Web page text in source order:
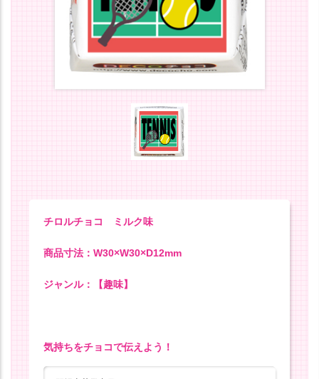
チロルチョコ ミルク味
商品寸法：W30×W30×D12mm
ジャンル：【趣味】
気持ちをチョコで伝えよう！